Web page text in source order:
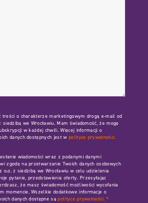
treści o charakterze marketingowym drogą e-mail od
siedzibą we Wrocławiu. Mam świadomość, że mogę
w każdej chwili. Więcej informacji o
danych dostępnych jest w polityce prywatności.
wiadomości wraz z podanymi danymi
zgodę na przetwarzanie Twoich danych osobowych
o.o. z siedzibą we Wrocławiu w celu udzielenia
pytanie, przedstawienia oferty. Przesyłając
że masz świadomość możliwości wycofania
momencie. Wszelkie dodatkowe informacje o
danych dostępne sąpolityce prywatności. *